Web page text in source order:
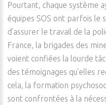
Pourtant, chaque système
équipes SOS ont parfois le
d’assurer le travail de la
France, la brigades des
voient confiées la lourde
des témoignages qu’elles
cela, la formation
sont confrontées à la